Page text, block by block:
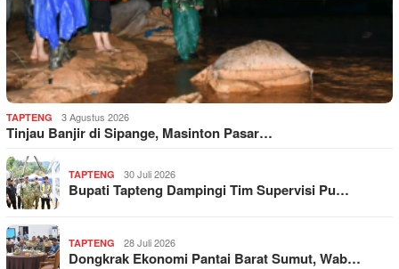
TAPTENG 3 Agustus 2026
Tinjau Banjir di Sipange, Masinton Pasar…
TAPTENG 30 Juli 2026
Bupati Tapteng Dampingi Tim Supervisi Pu…
TAPTENG 28 Juli 2026
Dongkrak Ekonomi Pantai Barat Sumut, Wab…